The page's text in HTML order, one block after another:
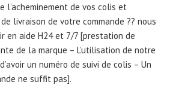
l’acheminement de vos colis et
livraison de votre commande ?? nous
en aide H24 et 7/7 [prestation de
de la marque – L’utilisation de notre
un numéro de suivi de colis – Un
ne suffit pas].